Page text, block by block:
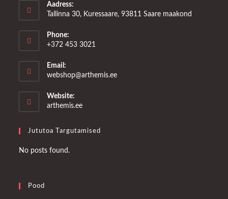
Aadress:
Tallinna 30, Kuressaare, 93811 Saare maakond
Phone:
+372 453 3021
Email:
webshop@arthemis.eeOpens
Website:
arthemis.ee
Jututoa Targutamised
No posts found.
Pood